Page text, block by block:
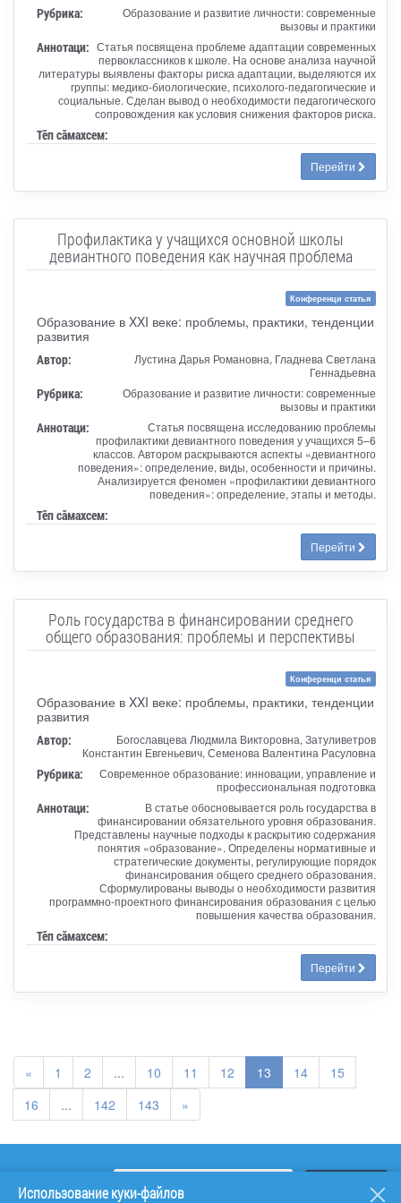
Рубрика:
Образование и развитие личности: современные
вызовы и практики
Аннотаци: Статья посвящена проблеме адаптации современных
первоклассников к школе. На основе анализа научной
литературы выявлены факторы риска адаптации, выделяются их
группы: медико-биологические, психолого-педагогические и
социальные. Сделан вывод о необходимости педагогического
сопровождения как условия снижения факторов риска.
Тӗп сӑмахсем:
Перейти
Профилактика у учащихся основной школы
девиантного поведения как научная проблема
Конференци статья
Образование в XXI веке: проблемы, практики, тенденции
развития
Автор:
Лустина Дарья Романовна, Гладнева Светлана
Геннадьевна
Рубрика:
Образование и развитие личности: современные
вызовы и практики
Аннотаци:
Статья посвящена исследованию проблемы
профилактики девиантного поведения у учащихся 5–6
классов. Автором раскрываются аспекты «девиантного
поведения»: определение, виды, особенности и причины.
Анализируется феномен «профилактики девиантного
поведения»: определение, этапы и методы.
Тӗп сӑмахсем:
Перейти
Роль государства в финансировании среднего
общего образования: проблемы и перспективы
Конференци статья
Образование в XXI веке: проблемы, практики, тенденции
развития
Автор:
Богославцева Людмила Викторовна, Затуливетров
Константин Евгеньевич, Семенова Валентина Расуловна
Рубрика:
Современное образование: инновации, управление и
профессиональная подготовка
Аннотаци:
В статье обосновывается роль государства в
финансировании обязательного уровня образования.
Представлены научные подходы к раскрытию содержания
понятия «образование». Определены нормативные и
стратегические документы, регулирующие порядок
финансирования общего среднего образования.
Сформулированы выводы о необходимости развития
программно-проектного финансирования образования с целью
повышения качества образования.
Тӗп сӑмахсем:
Перейти
« 1 2 ... 10 11 12 13 14
15
16
... 142 143 »
Использование куки-файлов